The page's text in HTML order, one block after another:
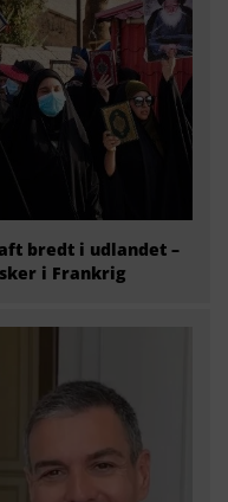
bredt i udlandet –
i Frankrig